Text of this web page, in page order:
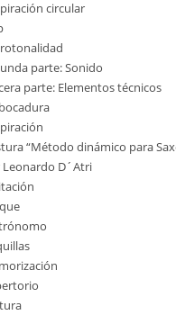
circular
parte: Sonido
parte: Elementos técnicos
“Método dinámico para
Leonardo D´Atri